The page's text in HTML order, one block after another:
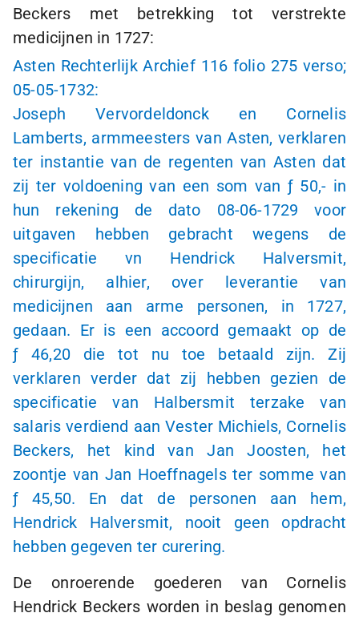
Beckers met betrekking tot verstrekte
medicijnen in 1727:
Asten Rechterlijk Archief 116 folio 275 verso;
05-05-1732:
Joseph Vervordeldonck en Cornelis
Lamberts, armmeesters van Asten, verklaren
ter instantie van de regenten van Asten dat
zij ter voldoening van een som van ƒ 50,- in
hun rekening de dato 08-06-1729 voor
uitgaven hebben gebracht wegens de
specificatie vn Hendrick Halversmit,
chirurgijn, alhier, over leverantie van
medicijnen aan arme personen, in 1727,
gedaan. Er is een accoord gemaakt op de
ƒ 46,20 die tot nu toe betaald zijn. Zij
verklaren verder dat zij hebben gezien de
specificatie van Halbersmit terzake van
salaris verdiend aan Vester Michiels, Cornelis
Beckers, het kind van Jan Joosten, het
zoontje van Jan Hoeffnagels ter somme van
ƒ 45,50. En dat de personen aan hem,
Hendrick Halversmit, nooit geen opdracht
hebben gegeven ter curering.
De onroerende goederen van Cornelis
Hendrick Beckers worden in beslag genomen